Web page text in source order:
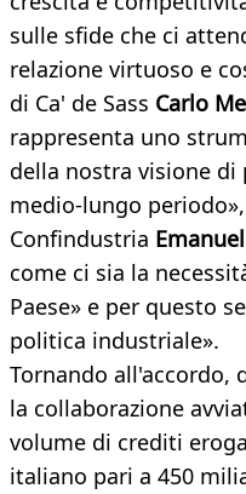
sulle sfide che ci
relazione virtuoso e
di Ca' de Sass Carlo
rappresenta uno
della nostra visione
medio-lungo
Confindustria
come ci sia la
Paese» e per questo
politica industriale».
Tornando all'accordo,
la collaborazione
volume di crediti
italiano pari a 450